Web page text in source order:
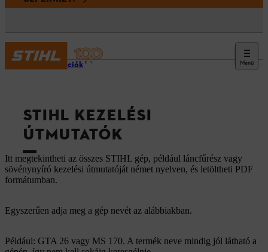
Menü
Információk
STIHL KEZELÉSI
ÚTMUTATÓK
Itt megtekintheti az összes STIHL gép, például láncfűrész vagy
sövénynyíró kezelési útmutatóját német nyelven, és letöltheti PDF
formátumban.
Egyszerűen adja meg a gép nevét az alábbiakban.
Például: GTA 26 vagy MS 170. A termék neve mindig jól látható a